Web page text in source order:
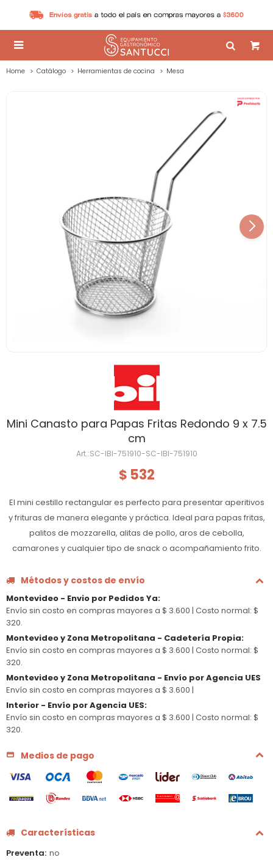

Home Catálogo Herramientas de cocina Mesa
Mini Canasto para Papas Fritas Redondo 9 x 7.5
cm
SC-IBI-751910-SC-IBI-751910
$ 532
El mini cestillo rectangular es perfecto para presentar aperitivos
y frituras de manera elegante y práctica. Ideal para papas fritas,
palitos de mozzarella, alitas de pollo, aros de cebolla,
camarones y cualquier tipo de snack o acompañamiento frito.
Métodos y costos de envío
Montevideo - Envio por Pedidos Ya:
Envío sin costo en compras mayores a $ 3.600 | Costo normal: $
320.
Montevideo y Zona Metropolitana - Cadetería Propia:
Envío sin costo en compras mayores a $ 3.600 | Costo normal: $
320.
Montevideo y Zona Metropolitana - Envío por Agencia UES
Envío sin costo en compras mayores a $ 3.600 |
Interior - Envío por Agencia UES:
Envío sin costo en compras mayores a $ 3.600 | Costo normal: $
320.
Medios de pago
Características
Preventa no